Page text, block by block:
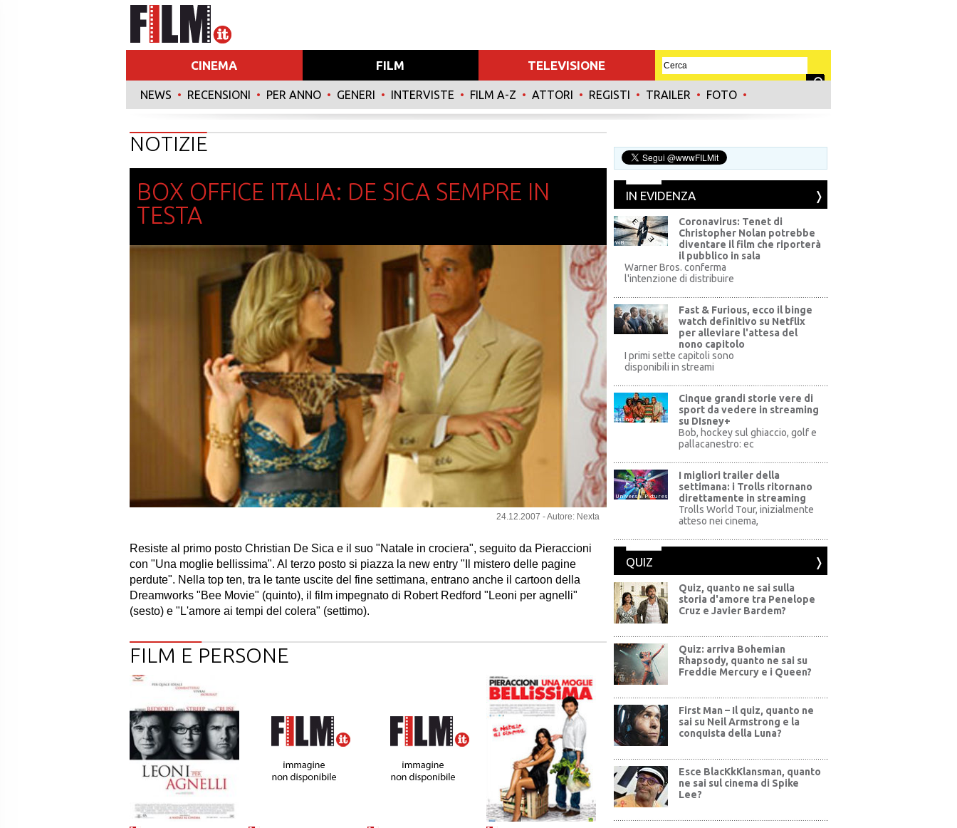
CINEMA FILM TELEVISIONE
NEWS • RECENSIONI • PER ANNO • GENERI • INTERVISTE • FILM A-Z • ATTORI • REGISTI • TRAILER • FOTO •
NOTIZIE
BOX OFFICE ITALIA: DE SICA SEMPRE IN
TESTA
24.12.2007 - Autore: Nexta
Resiste al primo posto Christian De Sica e il suo "Natale in crociera", seguito da Pieraccioni
con "Una moglie bellissima". Al terzo posto si piazza la new entry "Il mistero delle pagine
perdute". Nella top ten, tra le tante uscite del fine settimana, entrano anche il cartoon della
Dreamworks "Bee Movie" (quinto), il film impegnato di Robert Redford "Leoni per agnelli"
(sesto) e "L'amore ai tempi del colera" (settimo).
FILM E PERSONE
IN EVIDENZA
WB
Coronavirus: Tenet di
Christopher Nolan potrebbe
diventare il film che riporterà
il pubblico in sala
Warner Bros. conferma
l'intenzione di distribuire
Fast & Furious, ecco il binge
watch definitivo su Netflix
per alleviare l'attesa del
nono capitolo
I primi sette capitoli sono
disponibili in streami
Disney+
Cinque grandi storie vere di
sport da vedere in streaming
su DIsney+
Bob, hockey sul ghiaccio, golf e
pallacanestro: ec
Universal Pictures
I migliori trailer della
settimana: i Trolls ritornano
direttamente in streaming
Trolls World Tour, inizialmente
atteso nei cinema,
QUIZ
Quiz, quanto ne sai sulla
storia d'amore tra Penelope
Cruz e Javier Bardem?
Quiz: arriva Bohemian
Rhapsody, quanto ne sai su
Freddie Mercury e i Queen?
First Man – Il quiz, quanto ne
sai su Neil Armstrong e la
conquista della Luna?
Esce BlacKkKlansman, quanto
ne sai sul cinema di Spike
Lee?